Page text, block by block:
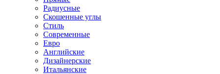
Радиусные
Скошенные углы
Стиль
Современные
Евро
Английские
Дизайнерские
Итальянские